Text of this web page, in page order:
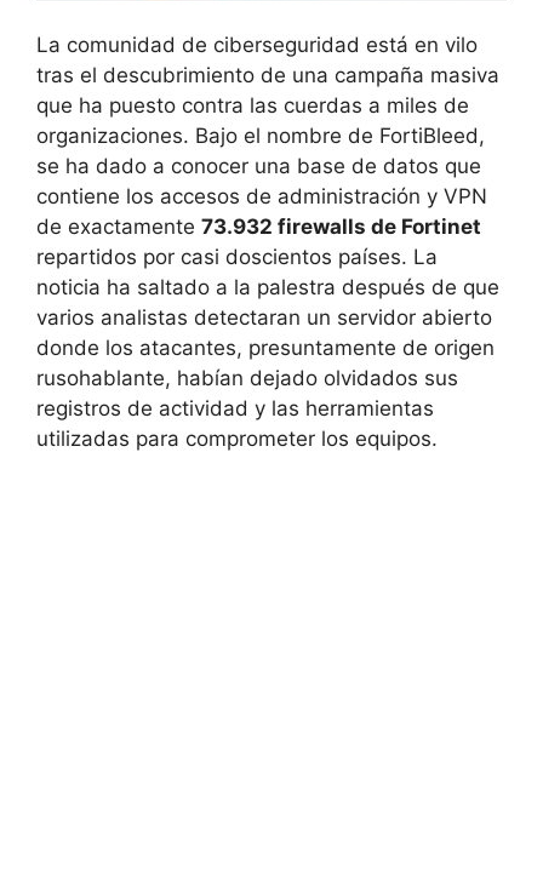
La comunidad de ciberseguridad está en vilo
tras el descubrimiento de una campaña masiva
que ha puesto contra las cuerdas a miles de
organizaciones. Bajo el nombre de FortiBleed,
se ha dado a conocer una base de datos que
contiene los accesos de administración y VPN
de exactamente 73.932 firewalls de Fortinet
repartidos por casi doscientos países. La
noticia ha saltado a la palestra después de que
varios analistas detectaran un servidor abierto
donde los atacantes, presuntamente de origen
rusohablante, habían dejado olvidados sus
registros de actividad y las herramientas
utilizadas para comprometer los equipos.